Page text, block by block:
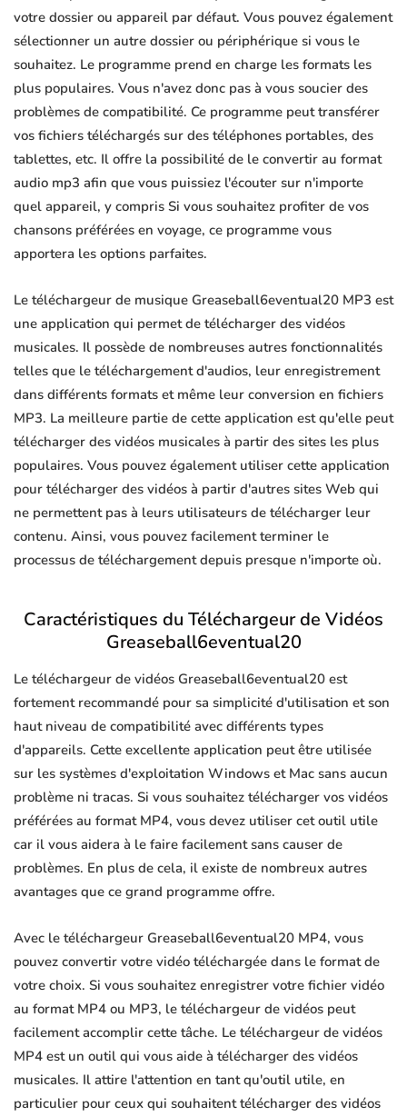
votre dossier ou appareil par défaut. Vous pouvez également
sélectionner un autre dossier ou périphérique si vous le
souhaitez. Le programme prend en charge les formats les
plus populaires. Vous n'avez donc pas à vous soucier des
problèmes de compatibilité. Ce programme peut transférer
vos fichiers téléchargés sur des téléphones portables, des
tablettes, etc. Il offre la possibilité de le convertir au format
audio mp3 afin que vous puissiez l'écouter sur n'importe
quel appareil, y compris Si vous souhaitez profiter de vos
chansons préférées en voyage, ce programme vous
apportera les options parfaites.
Le téléchargeur de musique Greaseball6eventual20 MP3 est
une application qui permet de télécharger des vidéos
musicales. Il possède de nombreuses autres fonctionnalités
telles que le téléchargement d'audios, leur enregistrement
dans différents formats et même leur conversion en fichiers
MP3. La meilleure partie de cette application est qu'elle peut
télécharger des vidéos musicales à partir des sites les plus
populaires. Vous pouvez également utiliser cette application
pour télécharger des vidéos à partir d'autres sites Web qui
ne permettent pas à leurs utilisateurs de télécharger leur
contenu. Ainsi, vous pouvez facilement terminer le
processus de téléchargement depuis presque n'importe où.
Caractéristiques du Téléchargeur de Vidéos
Greaseball6eventual20
Le téléchargeur de vidéos Greaseball6eventual20 est
fortement recommandé pour sa simplicité d'utilisation et son
haut niveau de compatibilité avec différents types
d'appareils. Cette excellente application peut être utilisée
sur les systèmes d'exploitation Windows et Mac sans aucun
problème ni tracas. Si vous souhaitez télécharger vos vidéos
préférées au format MP4, vous devez utiliser cet outil utile
car il vous aidera à le faire facilement sans causer de
problèmes. En plus de cela, il existe de nombreux autres
avantages que ce grand programme offre.
Avec le téléchargeur Greaseball6eventual20 MP4, vous
pouvez convertir votre vidéo téléchargée dans le format de
votre choix. Si vous souhaitez enregistrer votre fichier vidéo
au format MP4 ou MP3, le téléchargeur de vidéos peut
facilement accomplir cette tâche. Le téléchargeur de vidéos
MP4 est un outil qui vous aide à télécharger des vidéos
musicales. Il attire l'attention en tant qu'outil utile, en
particulier pour ceux qui souhaitent télécharger des vidéos